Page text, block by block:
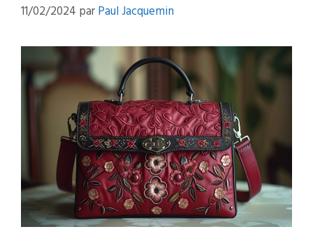
11/02/2024 parPaul Jacquemin